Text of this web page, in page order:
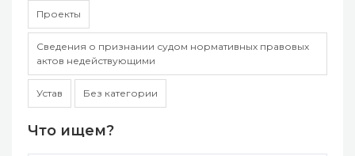
Проекты
Сведения о признании судом нормативных правовых
актов недействующими
Устав Без категории
Что ищем?